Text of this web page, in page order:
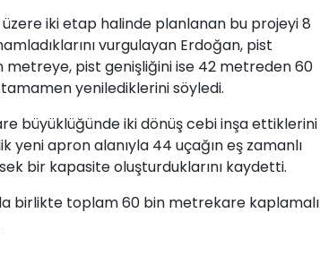
iki etap halinde planlanan bu projeyi 8
vurgulayan Erdoğan, pist
pist genişliğini ise 42 metreden 60
yenilediklerini söyledi.
büyüklüğünde iki dönüş cebi inşa ettiklerini
apron alanıyla 44 uçağın eş zamanlı
bir kapasite oluşturduklarını kaydetti.
birlikte toplam 60 bin metrekare kaplamalı